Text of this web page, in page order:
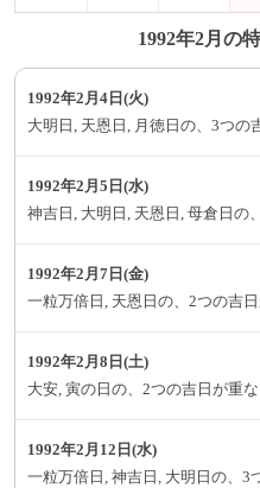
1992年2月の
1992年2月4日(火)
大明日, 天恩日, 月徳日の、3つの
1992年2月5日(水)
神吉日, 大明日, 天恩日, 母倉日の
1992年2月7日(金)
一粒万倍日, 天恩日の、2つの吉日
1992年2月8日(土)
大安, 寅の日の、2つの吉日が重な
1992年2月12日(水)
一粒万倍日, 神吉日, 大明日の、3